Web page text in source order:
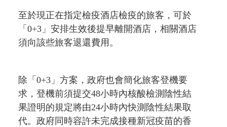
至於現正在指定檢疫酒店檢疫的旅客，可於
「0+3」安排生效後提早離開酒店，相關酒店
須向該些旅客退還費用。
除「0+3」方案，政府也會簡化旅客登機要
求，登機前須提交48小時內核酸檢測陰性結
果證明的規定將由24小時內快測陰性結果取
代。政府同時容許未完成接種新冠疫苗的香